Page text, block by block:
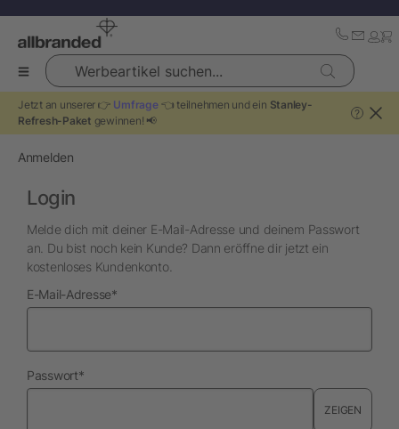
Werbeartikel suchen...
Jetzt an unserer 👉 Umfrage👈 teilnehmen und ein Stanley-
Refresh-Paket gewinnen! 📢
?
Anmelden
Login
Melde dich mit deiner E-Mail-Adresse und deinem Passwort
an. Du bist noch kein Kunde? Dann eröffne dir jetzt ein
kostenloses Kundenkonto.
E-Mail-Adresseerforderlich
*
Passworterforderlich
*
ZEIGEN